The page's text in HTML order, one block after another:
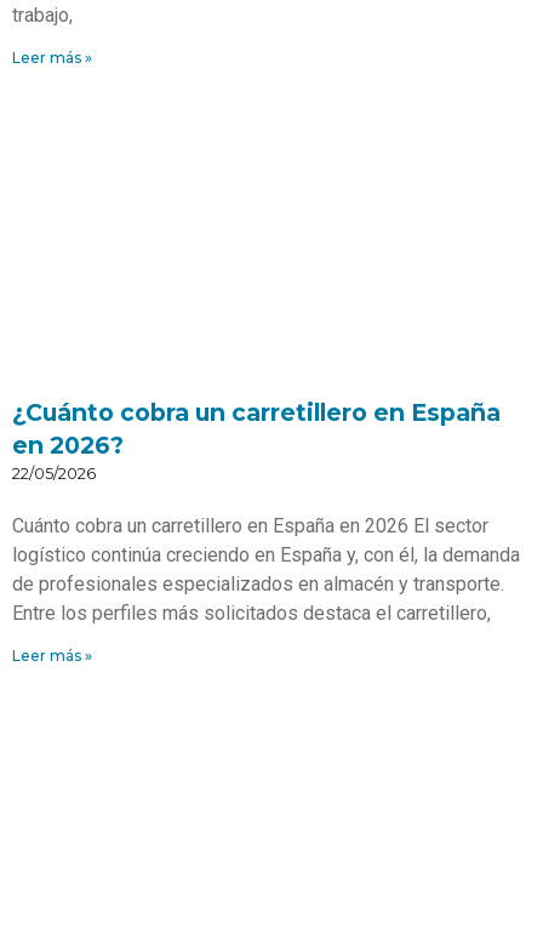
trabajo,
Leer más »
¿Cuánto cobra un carretillero en España
en 2026?
22/05/2026
Cuánto cobra un carretillero en España en 2026 El sector
logístico continúa creciendo en España y, con él, la demanda
de profesionales especializados en almacén y transporte.
Entre los perfiles más solicitados destaca el carretillero,
Leer más »